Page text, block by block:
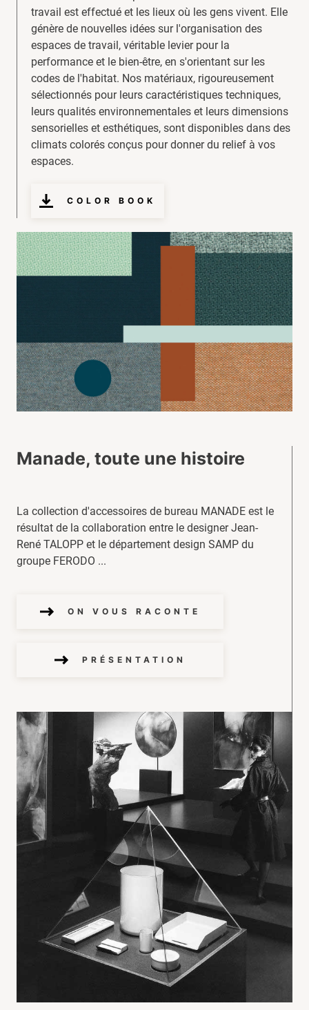
travail est effectué et les lieux où les gens vivent. Elle
génère de nouvelles idées sur l'organisation des
espaces de travail, véritable levier pour la
performance et le bien-être, en s'orientant sur les
codes de l'habitat. Nos matériaux, rigoureusement
sélectionnés pour leurs caractéristiques techniques,
leurs qualités environnementales et leurs dimensions
sensorielles et esthétiques, sont disponibles dans des
climats colorés conçus pour donner du relief à vos
espaces.
COLOR BOOK
Manade, toute une histoire
La collection d'accessoires de bureau MANADE est le
résultat de la collaboration entre le designer Jean-
René TALOPP et le département design SAMP du
groupe FERODO ...
ON VOUS RACONTE
PRÉSENTATION